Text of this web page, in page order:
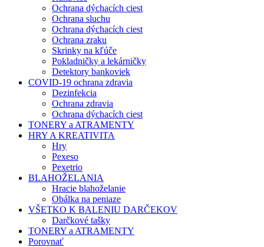
Ochrana dýchacích ciest
Ochrana sluchu
Ochrana dýchacích ciest
Ochrana zraku
Skrinky na kľúče
Pokladničky a lekárničky
Detektory bankoviek
COVID-19 ochrana zdravia
Dezinfekcia
Ochrana zdravia
Ochrana dýchacích ciest
TONERY a ATRAMENTY
HRY A KREATIVITA
Hry
Pexeso
Pexetrio
BLAHOŽELANIA
Hracie blahoželanie
Obálka na peniaze
VŠETKO K BALENIU DARČEKOV
Darčkové tašky
TONERY a ATRAMENTY
Porovnať